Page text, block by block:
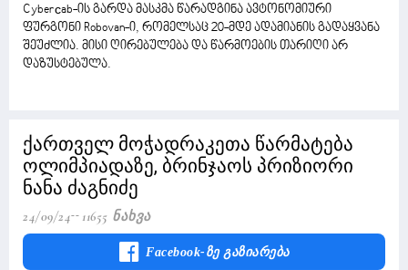
Cyberсab-ის გარდა მასკმა წარადგინა ავტონომიური
ფურგონი Robovan-ი, რომელსაც 20-მდე ადამიანის გადაყვანა
შეუძლია. მისი ღირებულება და წარმოების თარიღი არ
დაზუსტებულა.
ქართველ მოჭადრაკეთა წარმატება
ოლიმპიადაზე, ბრინჯაოს პრიზიორი
ნანა ძაგნიძე
24/09/24 11655 Ნახვა
Facebook-Ზე Გაზიარება